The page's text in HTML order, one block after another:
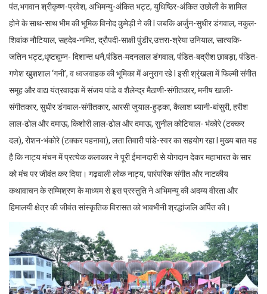
पंत,भगवान श्रीकृष्ण-प्रवेश, अभिमन्यु-अंकित भट्ट, युधिष्ठिर-अंकित उछोली के शामिल
होने के साथ-साथ भीम की भूमिक विनोद कुमेड़ी ने की I जबकि अर्जुन-सुधीर डंगवाल, नकुल-
शिवांक नौटियाल, सहदेव-नमित, द्रौपदी-साक्षी पुंडीर,उत्तरा-श्रेया उनियाल, सात्यकि-
जतिन भट्ट,धृष्टद्युम्न- दिशान्त धनै,पंडित-मदनलाल डंगवाल, पंडित-बद्रीश छाबड़ा, पंडित-
गणेश खुशशाल ‘गनी’, व ध्वजवाहक की भूमिका में अनुराग रहे I इसी श्रृंखला में फिल्मी संगीत
समूह और वाद्य यंत्रवादक में संजय पांडे व शैलेन्द्र मैठाणी-संगीतकार, मनीष खाली-
संगीतकार, सुधीर डंगवाल-संगीतकार, आरसी जुयाल-हुड़का, कैलाश ध्यानी-बांसुरी, हरीश
लाल-ढोल और दमाऊ, किशोरी लाल-ढोल और दमाऊ, सुनील कोटियाल- भंकोरे (टक्कर
दल), रोशन-भंकोरे (टक्कर पहनावा), लता तिवारी पांडे-स्वर का सहयोग रहा I मुख्य बात यह
है कि नाट्य मंचन में प्रत्येक कलाकार ने पूरी ईमानदारी से योगदान देकर महाभारत के सार
को मंच पर जीवंत कर दिया। गढ़वाली लोक नाट्य, पारंपरिक संगीत और नाटकीय
कथावाचन के सम्मिश्रण के माध्यम से इस प्रस्तुति ने अभिमन्यु की अदम्य वीरता और
हिमालयी क्षेत्र की जीवंत सांस्कृतिक विरासत को भावभीनी श्रद्धांजलि अर्पित की।